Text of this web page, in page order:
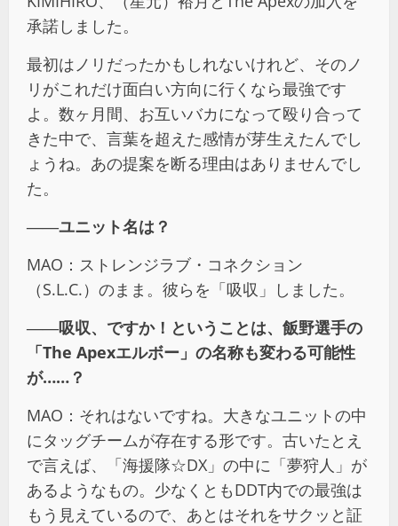
承諾しました。
最初はノリだったかもしれないけれど、そのノ
リがこれだけ面白い方向に行くなら最強です
よ。数ヶ月間、お互いバカになって殴り合って
きた中で、言葉を超えた感情が芽生えたんでし
ょうね。あの提案を断る理由はありませんでし
た。
――ユニット名は？
MAO：ストレンジラブ・コネクション
（S.L.C.）のまま。彼らを「吸収」しました。
――吸収、ですか！ということは、飯野選手の
「The Apexエルボー」の名称も変わる可能性
が……？
MAO：それはないですね。大きなユニットの中
にタッグチームが存在する形です。古いたとえ
で言えば、「海援隊☆DX」の中に「夢狩人」が
あるようなもの。少なくともDDT内での最強は
もう見えているので、あとはそれをサクッと証